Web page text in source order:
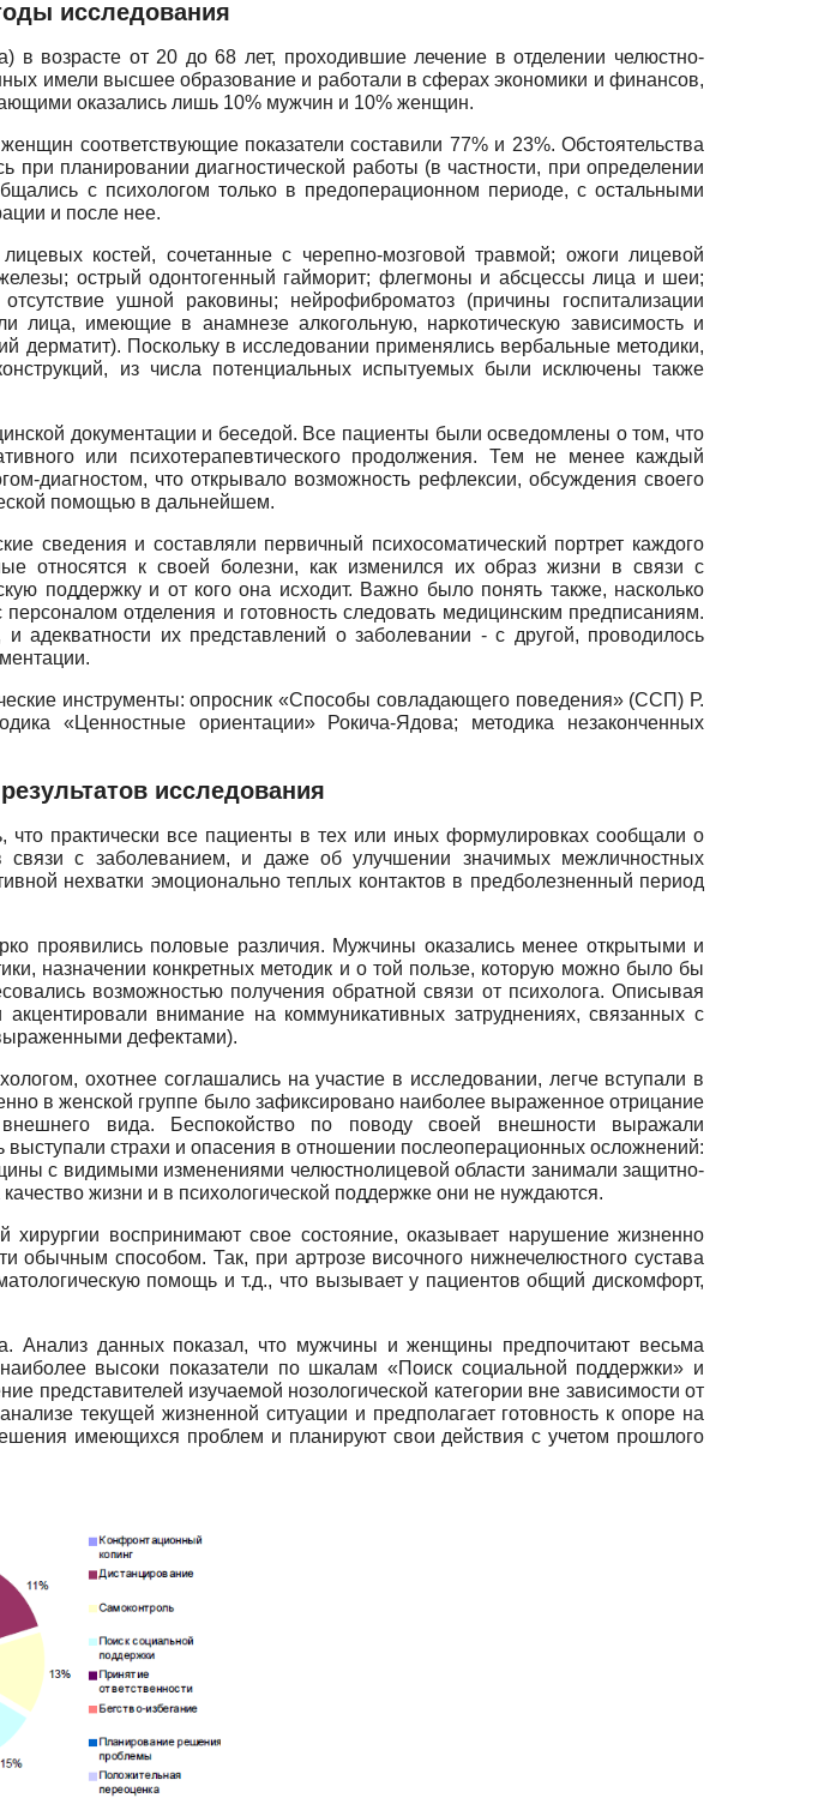
исследования
возрасте от 20 до 68 лет, проходившие лечение в отделении челюстно-
имели высшее образование и работали в сферах экономики и финансов,
оказались лишь 10% мужчин и 10% женщин.
соответствующие показатели составили 77% и 23%. Обстоятельства
при планировании диагностической работы (в частности, при определении
с психологом только в предоперационном периоде, с остальными
и после нее.
костей, сочетанные с черепно-мозговой травмой; ожоги лицевой
острый одонтогенный гайморит; флегмоны и абсцессы лица и шеи;
ушной раковины; нейрофиброматоз (причины госпитализации
имеющие в анамнезе алкогольную, наркотическую зависимость и
дерматит). Поскольку в исследовании применялись вербальные методики,
из числа потенциальных испытуемых были исключены также
документации и беседой. Все пациенты были осведомлены о том, что
или психотерапевтического продолжения. Тем не менее каждый
диагностом, что открывало возможность рефлексии, обсуждения своего
помощью в дальнейшем.
сведения и составляли первичный психосоматический портрет каждого
относятся к своей болезни, как изменился их образ жизни в связи с
поддержку и от кого она исходит. Важно было понять также, насколько
отделения и готовность следовать медицинским предписаниям.
адекватности их представлений о заболевании - с другой, проводилось
инструменты: опросник «Способы совладающего поведения» (ССП) Р.
«Ценностные ориентации» Рокича-Ядова; методика незаконченных
исследования
что практически все пациенты в тех или иных формулировках сообщали о
связи с заболеванием, и даже об улучшении значимых межличностных
нехватки эмоционально теплых контактов в предболезненный период
проявились половые различия. Мужчины оказались менее открытыми и
назначении конкретных методик и о той пользе, которую можно было бы
возможностью получения обратной связи от психолога. Описывая
внимание на коммуникативных затруднениях, связанных с
дефектами).
охотнее соглашались на участие в исследовании, легче вступали в
в женской группе было зафиксировано наиболее выраженное отрицание
вида. Беспокойство по поводу своей внешности выражали
страхи и опасения в отношении послеоперационных осложнений:
с видимыми изменениями челюстно­лицевой области занимали защитно-
жизни и в психологической поддержке они не нуждаются.
воспринимают свое состояние, оказывает нарушение жизненно
обычным способом. Так, при артрозе височного нижнечелюстного сустава
помощь и т.д., что вызывает у пациентов общий дискомфорт,
Анализ данных показал, что мужчины и женщины предпочитают весьма
высоки показатели по шкалам «Поиск социальной поддержки» и
изучаемой нозологической категории вне зависимости от
текущей жизненной ситуации и предполагает готовность к опоре на
имеющихся проблем и планируют свои действия с учетом прошлого